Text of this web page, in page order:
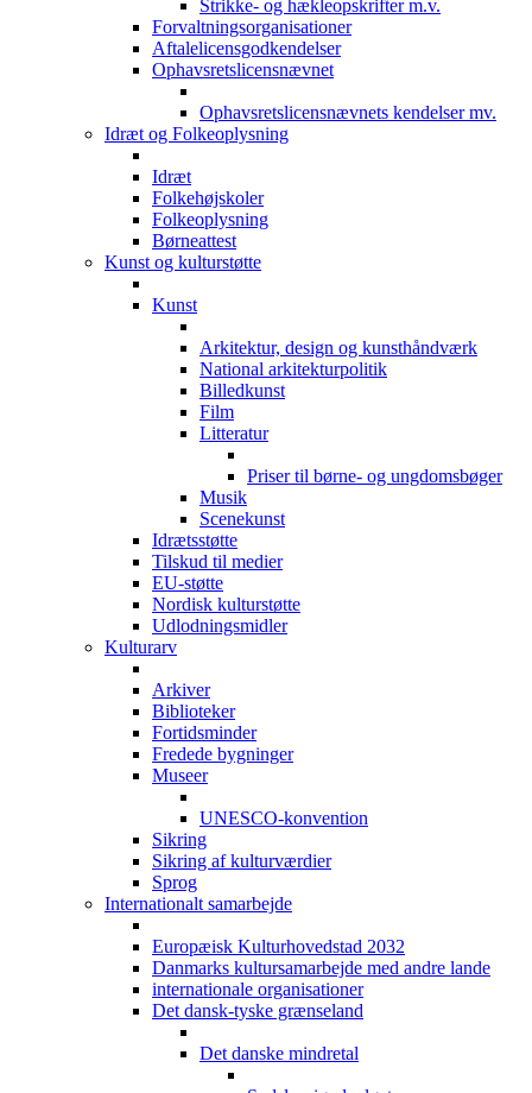
Strikke- og hækleopskrifter m.v.
Forvaltningsorganisationer
Aftalelicensgodkendelser
Ophavsretslicensnævnet
Ophavsretslicensnævnets kendelser mv.
Idræt og Folkeoplysning
Idræt
Folkehøjskoler
Folkeoplysning
Børneattest
Kunst og kulturstøtte
Kunst
Arkitektur, design og kunsthåndværk
National arkitekturpolitik
Billedkunst
Film
Litteratur
Priser til børne- og ungdomsbøger
Musik
Scenekunst
Idrætsstøtte
Tilskud til medier
EU-støtte
Nordisk kulturstøtte
Udlodningsmidler
Kulturarv
Arkiver
Biblioteker
Fortidsminder
Fredede bygninger
Museer
UNESCO-konvention
Sikring
Sikring af kulturværdier
Sprog
Internationalt samarbejde
Europæisk Kulturhovedstad 2032
Danmarks kultursamarbejde med andre lande
internationale organisationer
Det dansk-tyske grænseland
Det danske mindretal